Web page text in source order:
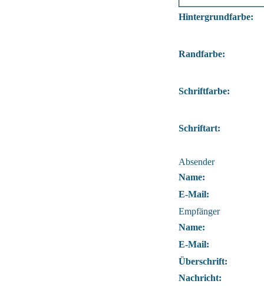
Hintergrundfarbe:
Randfarbe:
Schriftfarbe:
Schriftart:
Absender
Name:
E-Mail:
Empfänger
Name:
E-Mail:
Überschrift:
Nachricht: